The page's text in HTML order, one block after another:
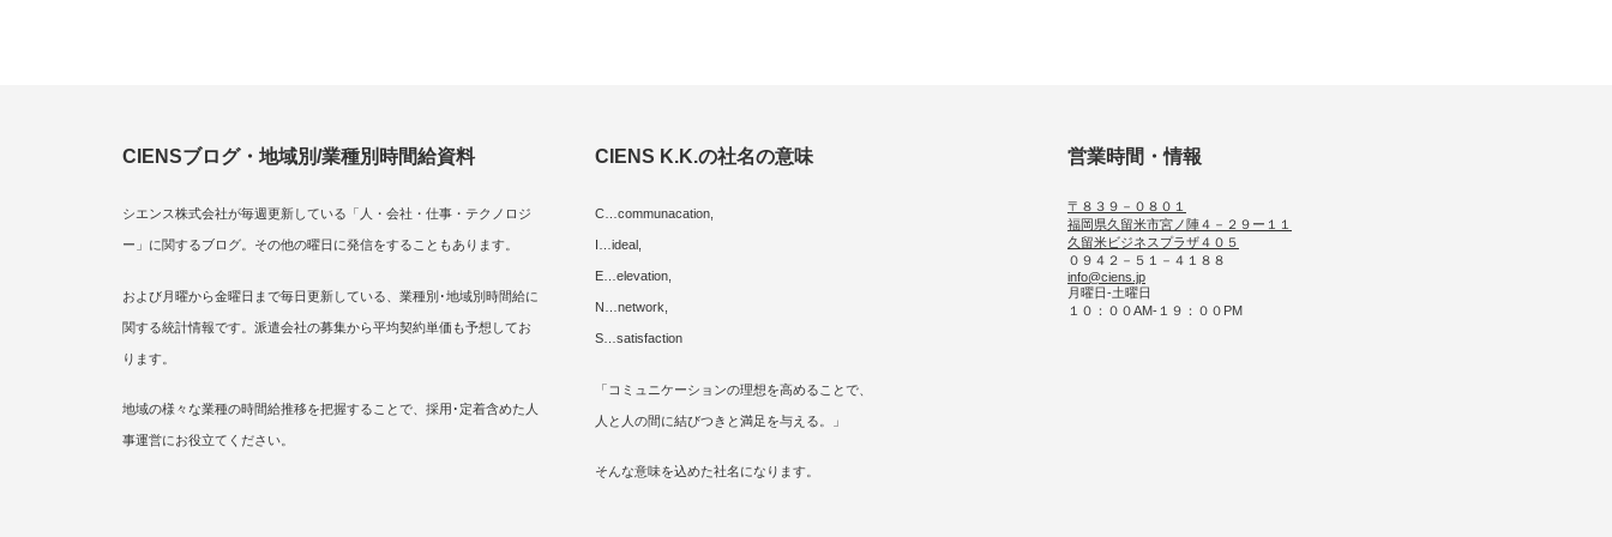
CIENSブログ・地域別/業種別時間給資料
シエンス株式会社が毎週更新している「人・会社・仕事・テクノロジ
ー」に関するブログ。その他の曜日に発信をすることもあります。
および月曜から金曜日まで毎日更新している、業種別･地域別時間給に
関する統計情報です。派遣会社の募集から平均契約単価も予想してお
ります。
地域の様々な業種の時間給推移を把握することで、採用･定着含めた人
事運営にお役立てください。
CIENS K.K.の社名の意味
C…communacation,
I…ideal,
E…elevation,
N…network,
S…satisfaction
「コミュニケーションの理想を高めることで、
人と人の間に結びつきと満足を与える。」
そんな意味を込めた社名になります。
営業時間・情報
〒８３９－０８０１
福岡県久留米市宮ノ陣４－２９ー１１
久留米ビジネスプラザ４０５
０９４２－５１－４１８８
info@ciens.jp
月曜日-土曜日
１０：００AM-１９：００PM